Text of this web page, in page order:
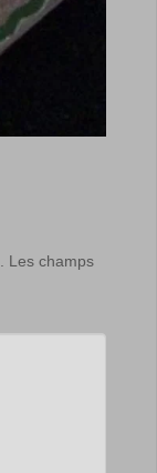
Les champs